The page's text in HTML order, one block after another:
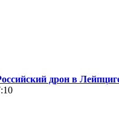
дрон в